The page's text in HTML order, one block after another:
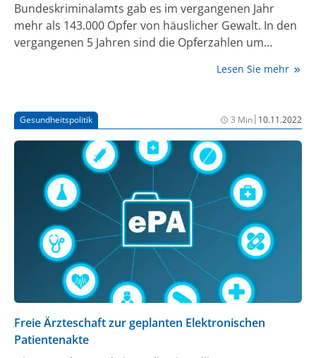
Bundeskriminalamts gab es im vergangenen Jahr
mehr als 143.000 Opfer von häuslicher Gewalt. In den
vergangenen 5 Jahren sind die Opferzahlen um
Expertinnen und Experten weitaus höher ein. Dass
Problem ist, steht somit außer Frage. Ein Aspekt, der
in der Öffentlichkeit dagegen bislang wenig
Aufmerksamkeit erhalten hat, ist die Bedeutung der
Rolle von Zahnärztinnen und Zahnärzten bei der
Erkennung von Opfern.
Lesen Sie mehr
Gesundheitspolitik 3 Min| 10.11.2022
Freie Ärzteschaft zur geplanten Elektronischen
Patientenakte